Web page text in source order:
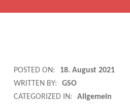
H
Y
POSTED ON:
18. August 2021
WRITTEN BY:
GSO
CATEGORIZED IN:
Allgemein